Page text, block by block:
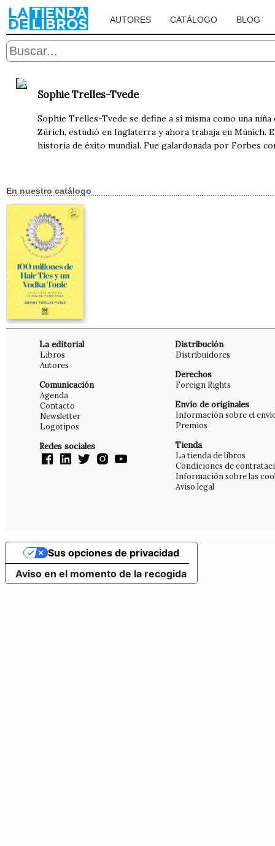
AUTORES CATÁLOGO BLOG
Sophie Trelles-Tvede
Sophie Trelles-Tvede se define a sí misma como una
Zúrich, estudió en Inglaterra y ahora trabaja en Múnich.
historia de éxito mundial. Fue galardonada por Forbes
En nuestro catálogo
La editorial
Libros
Autores
Comunicación
Agenda
Contacto
Newsletter
Logotipos
Redes sociales
Distribución
Distribuidores
Derechos
Foreign Rights
Envío de originales
Información sobre el
Premios
Tienda
La tienda de libros
Condiciones de
Información sobre las
Aviso legal
Aviso en el momento de la recogida
Sus opciones de privacidad